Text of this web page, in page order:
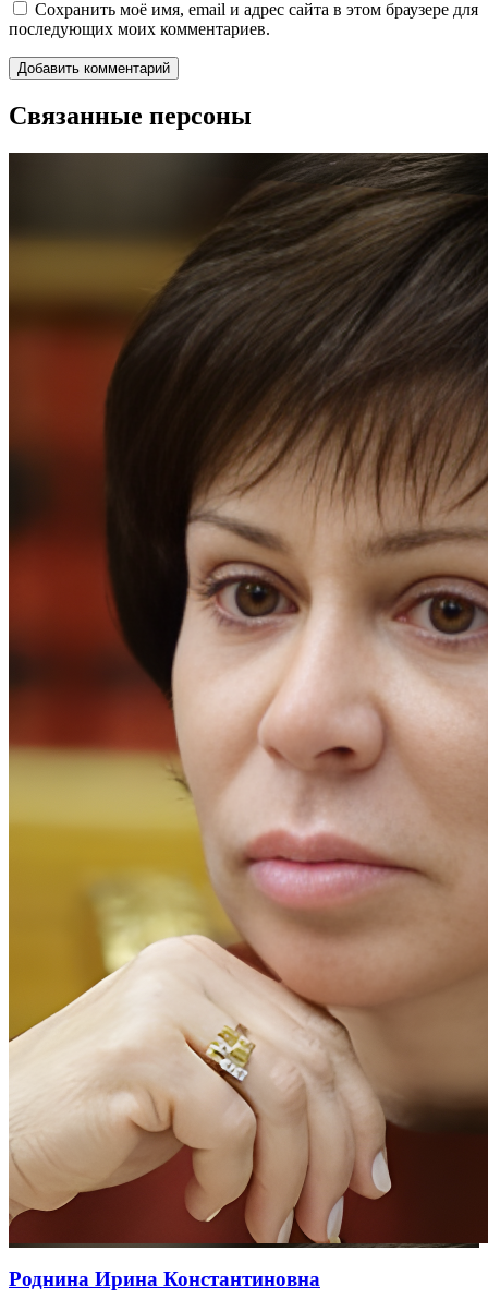
Сохранить моё имя, email и адрес сайта в этом браузере для
последующих моих комментариев.
Связанные персоны
Роднина Ирина Константиновна